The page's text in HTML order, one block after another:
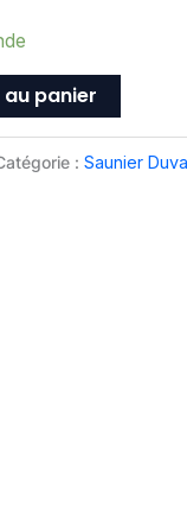
panier
: Saunier